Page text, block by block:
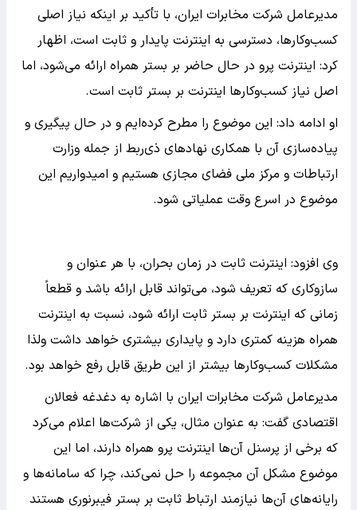
مدیرعامل شرکت مخابرات ایران، با تأکید بر اینکه نیاز اصلی
کسب‌وکارها، دسترسی به اینترنت پایدار و ثابت است، اظهار
کرد: اینترنت پرو در حال حاضر بر بستر همراه ارائه می‌شود، اما
اصل نیاز کسب‌وکارها اینترنت بر بستر ثابت است.
او ادامه داد: این موضوع را مطرح کرده‌ایم و در حال پیگیری و
پیاده‌سازی آن با همکاری نهادهای ذی‌ربط از جمله وزارت
ارتباطات و مرکز ملی فضای مجازی هستیم و امیدواریم این
موضوع در اسرع وقت عملیاتی شود.
وی افزود: اینترنت ثابت در زمان بحران، با هر عنوان و
سازوکاری که تعریف شود، می‌تواند قابل ارائه باشد و قطعاً
زمانی که اینترنت بر بستر ثابت ارائه شود، نسبت به اینترنت
همراه هزینه کمتری دارد و پایداری بیشتری خواهد داشت ولذا
مشکلات کسب‌وکارها بیشتر از این طریق قابل رفع خواهد بود.
مدیرعامل شرکت مخابرات ایران با اشاره به دغدغه فعالان
اقتصادی گفت: به عنوان مثال، یکی از شرکت‌ها اعلام می‌کرد
که برخی از پرسنل آن‌ها اینترنت پرو همراه دارند، اما این
موضوع مشکل آن مجموعه را حل نمی‌کند، چرا که سامانه‌ها و
رایانه‌های آن‌ها نیازمند ارتباط ثابت بر بستر فیبرنوری هستند